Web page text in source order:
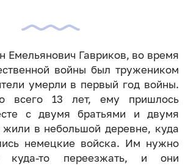
Емельянович Гавриков, во время
войны был тружеником
умерли в первый год войны.
всего 13 лет, ему пришлось
с двумя братьями и двумя
в небольшой деревне, куда
немецкие войска. Им нужно
куда-то переезжать, и они